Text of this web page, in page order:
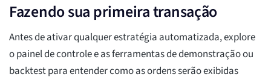
Fazendo sua primeira transação
Antes de ativar qualquer estratégia automatizada, explore
o painel de controle e as ferramentas de demonstração ou
backtest para entender como as ordens serão exibidas